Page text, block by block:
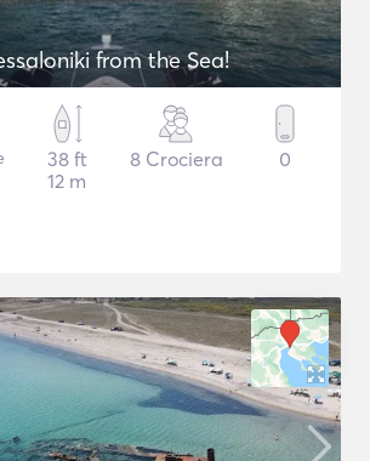
from the Sea!
38 ft
12 m
8 Crociera 0